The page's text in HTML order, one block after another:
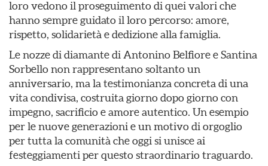
loro vedono il proseguimento di quei valori che
hanno sempre guidato il loro percorso: amore,
rispetto, solidarietà e dedizione alla famiglia.
Le nozze di diamante di Antonino Belfiore e Santina
Sorbello non rappresentano soltanto un
anniversario, ma la testimonianza concreta di una
vita condivisa, costruita giorno dopo giorno con
impegno, sacrificio e amore autentico. Un esempio
per le nuove generazioni e un motivo di orgoglio
per tutta la comunità che oggi si unisce ai
festeggiamenti per questo straordinario traguardo.